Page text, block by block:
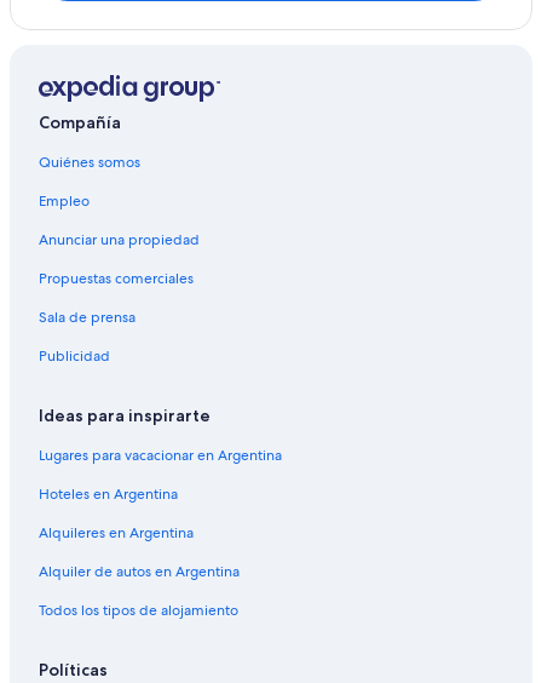
Compañía
Quiénes somos
Empleo
Anunciar una propiedad
Propuestas comerciales
Sala de prensa
Publicidad
Ideas para inspirarte
Lugares para vacacionar en Argentina
Hoteles en Argentina
Alquileres en Argentina
Alquiler de autos en Argentina
Todos los tipos de alojamiento
Políticas